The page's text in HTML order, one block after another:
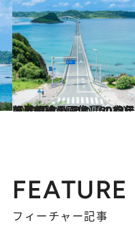
2023.7.9
【夏の絶景画像】2023年版 中国エリアの夏の絶景＆風物詩の画像（50点）
旅＆お出かけ
FEATURE
フィーチャー記事